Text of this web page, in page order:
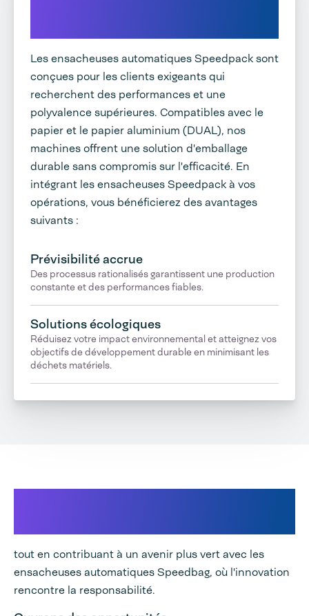
Les ensacheuses automatiques Speedpack sont
conçues pour les clients exigeants qui
recherchent des performances et une
polyvalence supérieures. Compatibles avec le
papier et le papier aluminium (DUAL), nos
machines offrent une solution d'emballage
durable sans compromis sur l'efficacité. En
intégrant les ensacheuses Speedpack à vos
opérations, vous bénéficierez des avantages
suivants :
Prévisibilité accrue
Des processus rationalisés garantissent une production
constante et des performances fiables.
Solutions écologiques
Réduisez votre impact environnemental et atteignez vos
objectifs de développement durable en minimisant les
déchets matériels.
tout en contribuant à un avenir plus vert avec les
ensacheuses automatiques Speedbag, où l'innovation
rencontre la responsabilité.